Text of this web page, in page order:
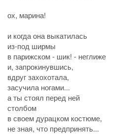
ох, марина!
и когда она выкатилась
из-под ширмы
в парижском - шик! - неглиже
и, запрокинувшись,
вдруг захохотала,
засучила ногами...
а ты стоял перед ней
столбом
в своем дурацком костюме,
не зная, что предпринять...